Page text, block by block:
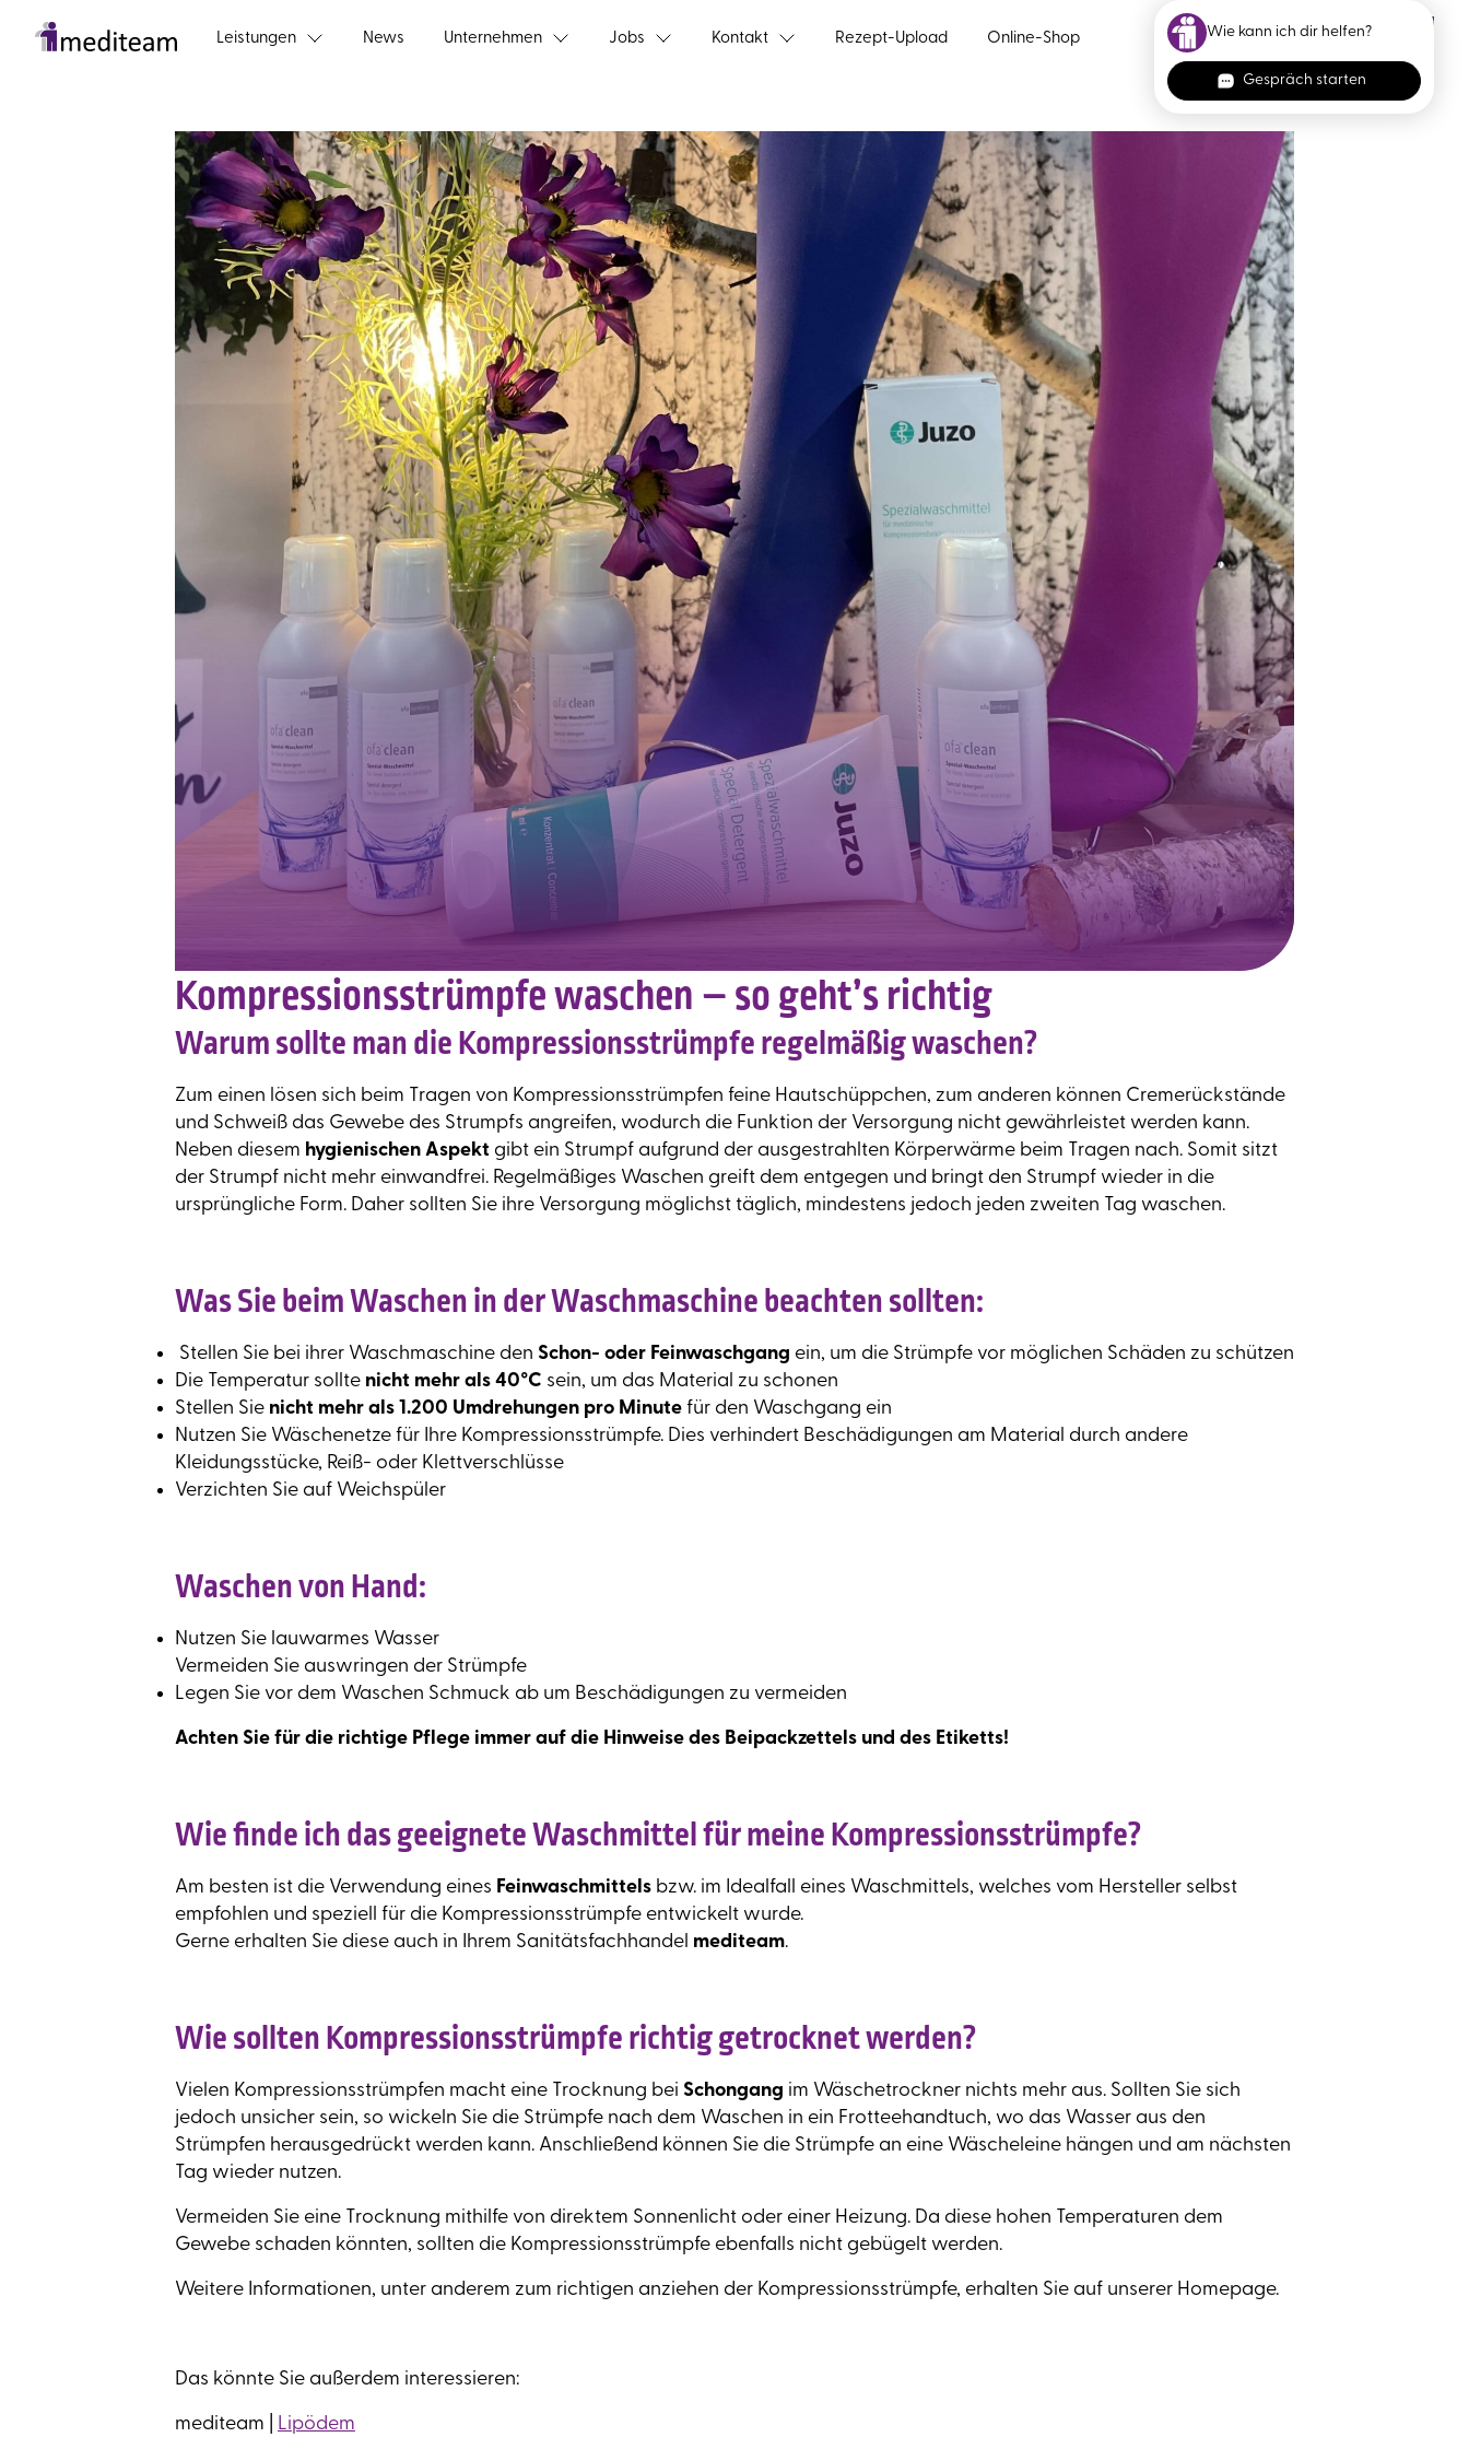
Leistungen News Unternehmen Jobs Kontakt Rezept-Upload Online-Shop Termin vereinbaren
Kompressionsstrümpfe waschen – so geht’s richtig
Warum sollte man die Kompressionsstrümpfe regelmäßig waschen?
Zum einen lösen sich beim Tragen von Kompressionsstrümpfen feine Hautschüppchen, zum anderen können Cremerückstände
und Schweiß das Gewebe des Strumpfs angreifen, wodurch die Funktion der Versorgung nicht gewährleistet werden kann.
Neben diesem hygienischen Aspekt gibt ein Strumpf aufgrund der ausgestrahlten Körperwärme beim Tragen nach. Somit sitzt
der Strumpf nicht mehr einwandfrei. Regelmäßiges Waschen greift dem entgegen und bringt den Strumpf wieder in die
ursprüngliche Form. Daher sollten Sie ihre Versorgung möglichst täglich, mindestens jedoch jeden zweiten Tag waschen.
Was Sie beim Waschen in der Waschmaschine beachten sollten:
Stellen Sie bei ihrer Waschmaschine den Schon- oder Feinwaschgang ein, um die Strümpfe vor möglichen Schäden zu schützen
Die Temperatur sollte nicht mehr als 40°C sein, um das Material zu schonen
Stellen Sie nicht mehr als 1.200 Umdrehungen pro Minute für den Waschgang ein
Nutzen Sie Wäschenetze für Ihre Kompressionsstrümpfe. Dies verhindert Beschädigungen am Material durch andere
Kleidungsstücke, Reiß- oder Klettverschlüsse
Verzichten Sie auf Weichspüler
Waschen von Hand:
Nutzen Sie lauwarmes Wasser
Vermeiden Sie auswringen der Strümpfe
Legen Sie vor dem Waschen Schmuck ab um Beschädigungen zu vermeiden
Achten Sie für die richtige Pflege immer auf die Hinweise des Beipackzettels und des Etiketts!
Wie finde ich das geeignete Waschmittel für meine Kompressionsstrümpfe?
Am besten ist die Verwendung eines Feinwaschmittels bzw. im Idealfall eines Waschmittels, welches vom Hersteller selbst
empfohlen und speziell für die Kompressionsstrümpfe entwickelt wurde.
Gerne erhalten Sie diese auch in Ihrem Sanitätsfachhandel mediteam.
Wie sollten Kompressionsstrümpfe richtig getrocknet werden?
Vielen Kompressionsstrümpfen macht eine Trocknung bei Schongang im Wäschetrockner nichts mehr aus. Sollten Sie sich
jedoch unsicher sein, so wickeln Sie die Strümpfe nach dem Waschen in ein Frotteehandtuch, wo das Wasser aus den
Strümpfen herausgedrückt werden kann. Anschließend können Sie die Strümpfe an eine Wäscheleine hängen und am nächsten
Tag wieder nutzen.
Vermeiden Sie eine Trocknung mithilfe von direktem Sonnenlicht oder einer Heizung. Da diese hohen Temperaturen dem
Gewebe schaden könnten, sollten die Kompressionsstrümpfe ebenfalls nicht gebügelt werden.
Weitere Informationen, unter anderem zum richtigen anziehen der Kompressionsstrümpfe, erhalten Sie auf unserer Homepage.
Das könnte Sie außerdem interessieren:
mediteam | Lipödem